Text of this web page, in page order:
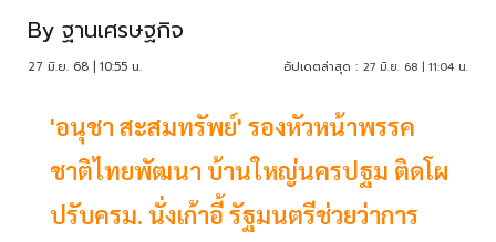
By ฐานเศรษฐกิจ
27 มิ.ย. 68 | 10:55 น. อัปเดตล่าสุด : 27 มิ.ย. 68 | 11:04 น.
'อนุชา สะสมทรัพย์' รองหัวหน้าพรรค
ชาติไทยพัฒนา บ้านใหญ่นครปฐม ติดโผ
ปรับครม. นั่งเก้าอี้ รัฐมนตรีช่วยว่าการ